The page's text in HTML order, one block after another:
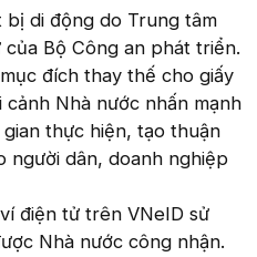
di động do Trung tâm
Bộ Công an phát triển.
đích thay thế cho giấy
Nhà nước nhấn mạnh
thực hiện, tạo thuận
người dân, doanh nghiệp
điện tử trên VNeID sử
Nhà nước công nhận.